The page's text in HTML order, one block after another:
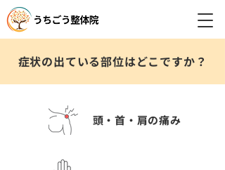
症状の出ている部位はどこですか？
頭・首・肩の痛み